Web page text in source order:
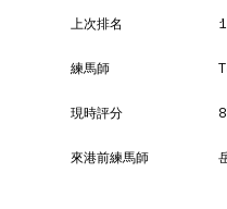
上次排名 1
練馬師
現時評分
來港前練馬師